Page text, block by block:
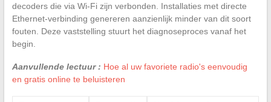
decoders die via Wi-Fi zijn verbonden. Installaties met directe
Ethernet-verbinding genereren aanzienlijk minder van dit soort
fouten. Deze vaststelling stuurt het diagnoseproces vanaf het
begin.
Aanvullende lectuur : Hoe al uw favoriete radio's eenvoudig
en gratis online te beluisteren